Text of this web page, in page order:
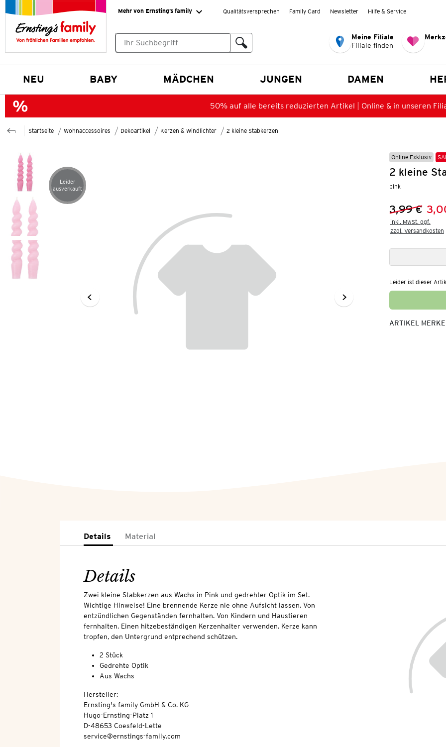
Mehr von Ernsting’s family Qualitätsversprechen Family Card Newsletter Hilfe & Service
Meine Filiale
Filiale finden
NEU BABY MÄDCHEN JUNGEN DAMEN
50% auf alle bereits reduzierten Artikel | Online & in unseren
Startseite Wohnaccessoires Dekoartikel Kerzen & Windlichter 2 kleine Stabkerzen
Artikel leider ausverkauft
Leider
ausverkauft
Online Exklusiv
2 kleine
pink
Vorheriger
3,99 €
Neuer
inkl. MwSt. ggf.
zzgl. Versandkosten
Leider ist dieser
ARTIKEL
Details Material
Details
Zwei kleine Stabkerzen aus Wachs in Pink und gedrehter Optik im Set.
Wichtige Hinweise! Eine brennende Kerze nie ohne Aufsicht lassen. Von
entzündlichen Gegenständen fernhalten. Von Kindern und Haustieren
fernhalten. Einen hitzebeständigen Kerzenhalter verwenden. Kerze kann
tropfen, den Untergrund entprechend schützen.
2 Stück
Gedrehte Optik
Aus Wachs
Hersteller:
Ernsting's family GmbH & Co. KG
Hugo-Ernsting-Platz 1
D-48653 Coesfeld-Lette
service@ernstings-family.com